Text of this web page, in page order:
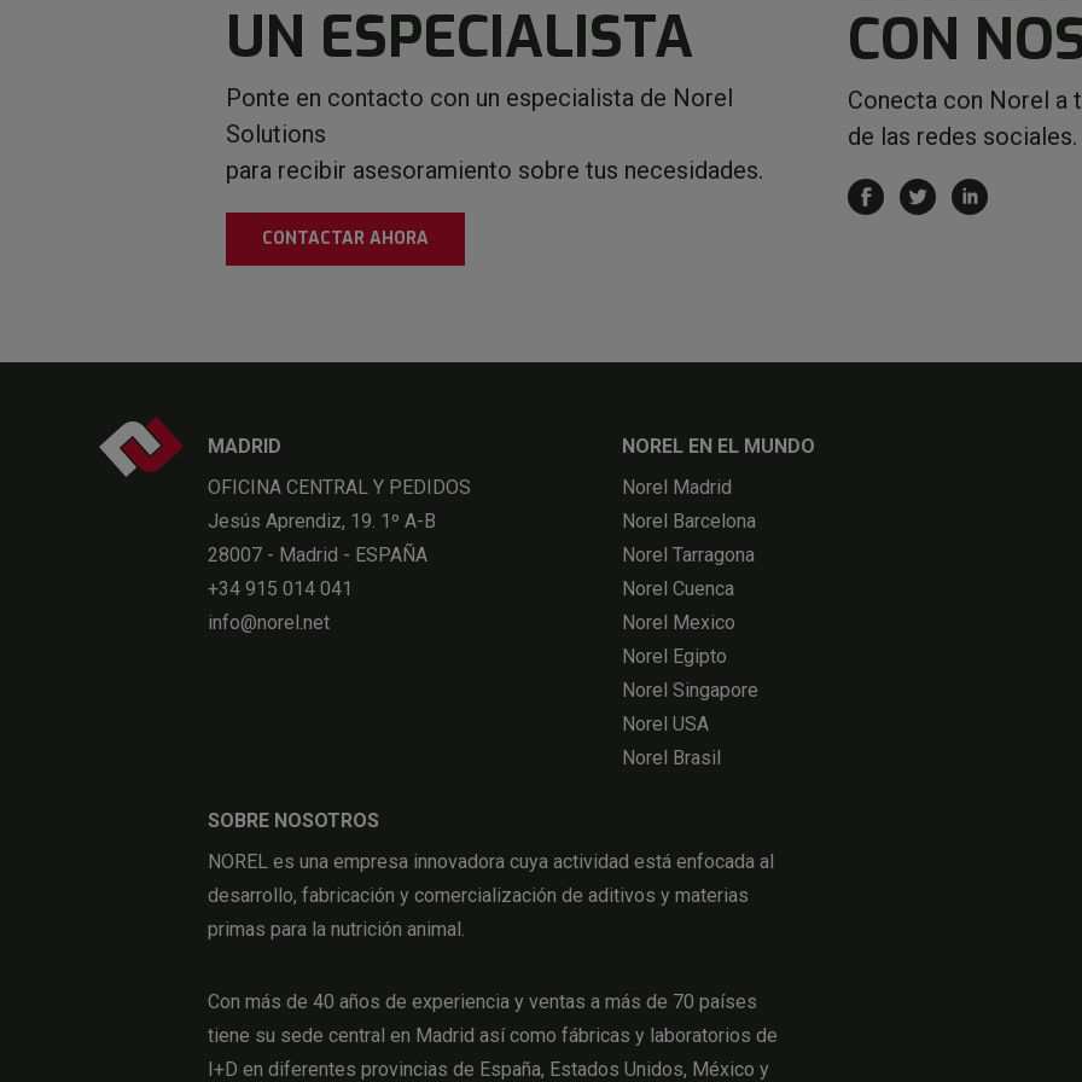
UN ESPECIALISTA
Ponte en contacto con un especialista de Norel
Solutions
para recibir asesoramiento sobre tus necesidades.
CONTACTAR AHORA
CON
Conecta con Norel a
de las redes sociales.
MADRID
OFICINA CENTRAL Y PEDIDOS
Jesús Aprendiz, 19. 1º A-B
28007 - Madrid - ESPAÑA
+34 915 014 041
info@norel.net
NOREL EN EL MUNDO
Norel Madrid
Norel Barcelona
Norel Tarragona
Norel Cuenca
Norel Mexico
Norel Egipto
Norel Singapore
Norel USA
Norel Brasil
SOBRE NOSOTROS
NOREL es una empresa innovadora cuya actividad está enfocada al
desarrollo, fabricación y comercialización de aditivos y materias
primas para la nutrición animal.
Con más de 40 años de experiencia y ventas a más de 70 países
tiene su sede central en Madrid así como fábricas y laboratorios de
I+D en diferentes provincias de España, Estados Unidos, México y